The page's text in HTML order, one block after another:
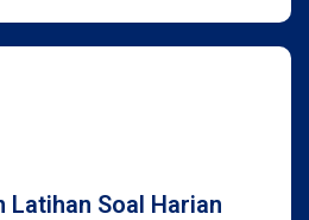
Latihan Soal Harian